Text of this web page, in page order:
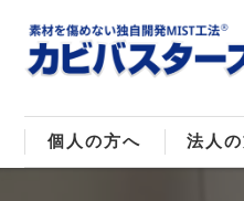
個人の方へ 法人